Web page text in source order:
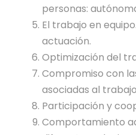
personas:
El trabajo en
actuación.
Optimización del
Compromiso con
asociadas al
Participación y
Comportamiento